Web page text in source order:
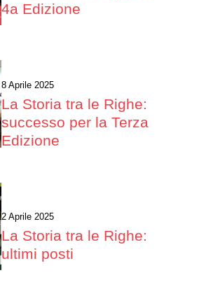
4a Edizione
8 Aprile 2025
La Storia tra le Righe:
successo per la Terza
Edizione
2 Aprile 2025
La Storia tra le Righe:
ultimi posti